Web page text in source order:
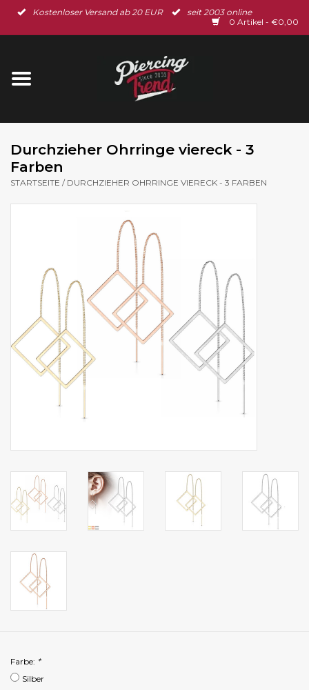
Kostenloser Versand ab 20 EUR
seit 2003 online
0 Artikel - €0,00
Startseite
Ohrschmuck
Durchzieher Ohrringe viereck - 3
Farben
STARTSEITE / DURCHZIEHER OHRRINGE VIERECK - 3 FARBEN
Farbe: *
Silber